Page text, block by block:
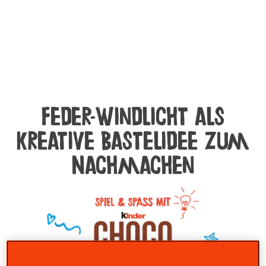
Feder-Windlicht als
kreative Bastelidee zum
Nachmachen